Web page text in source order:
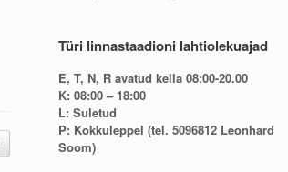
Türi linnastaadioni lahtiolekuajad
E, T, N, R avatud kella 08:00-20.00
K: 08:00 – 18:00
L: Suletud
P: Kokkuleppel (tel. 5096812 Leonhard
Soom)